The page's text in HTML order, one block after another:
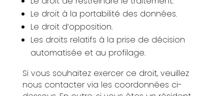
Le droit à la portabilité des données.
Le droit d’opposition.
Les droits relatifs à la prise de décision
automatisée et au profilage.
Si vous souhaitez exercer ce droit, veuillez
nous contacter via les coordonnées ci-